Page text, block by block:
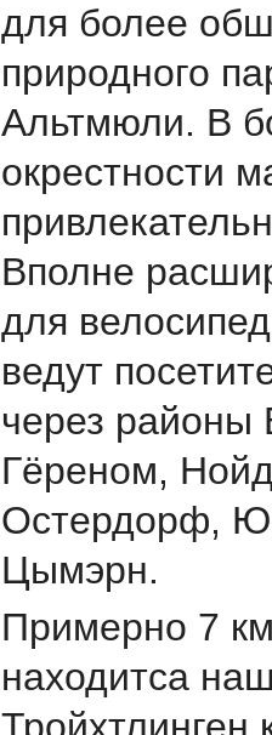
для более
природного
Альтмюли. В
окрестности
Вполне
для
ведут
через районы
Гёреном,
Остердорф,
Цымэрн.
Примерно 7
находитса
Тройхтлинген